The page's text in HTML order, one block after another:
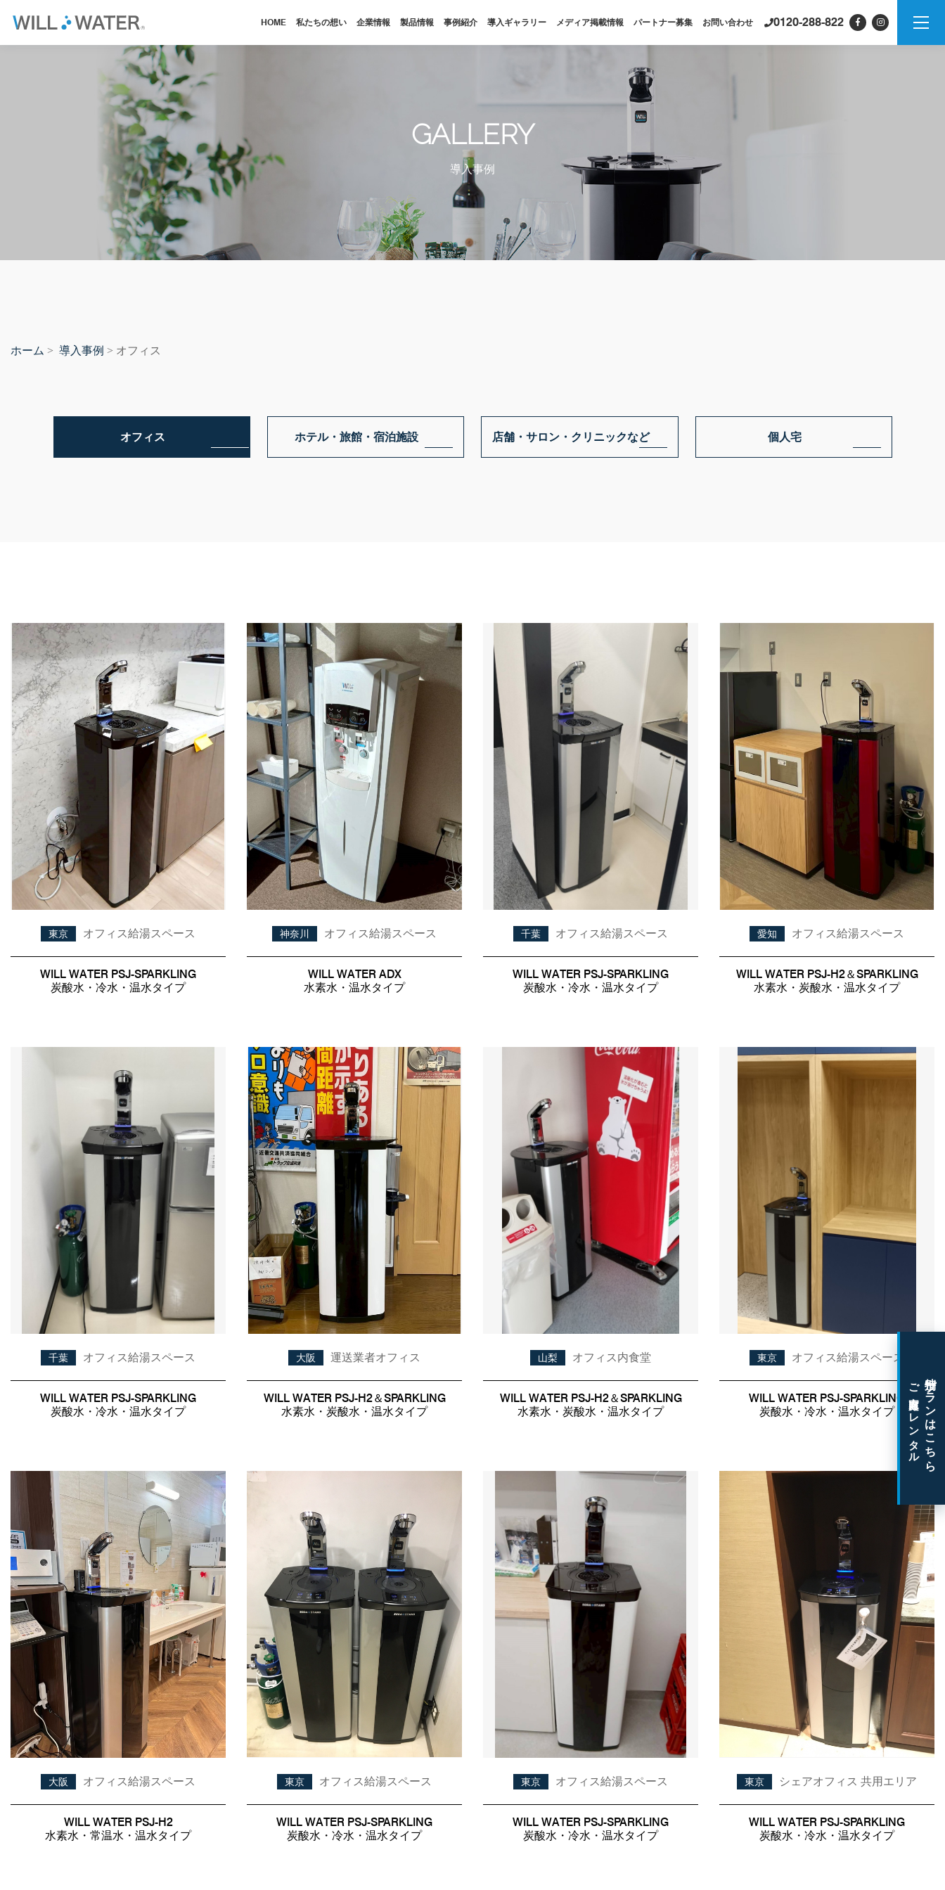
HOME 私たちの想い 企業情報 製品情報 事例紹介 導入ギャラリー メディア掲載情報 パートナー募集 お問い合わせ 0120-288-822
製品情報
ホテル・旅館・宿泊施設
店舗・サロン・クリニックな
メディア掲載情報
パートナー募集
GALLERY
導入事例
ホーム > 導入事例 > オフィス
オフィス ホテル・旅館・宿泊施設 店舗・サロン・クリニックなど 個人宅
東京 オフィス給湯スペース
WILL WATER PSJ-SPARKLING
炭酸水・冷水・温水タイプ
神奈川 オフィス給湯スペース
WILL WATER ADX
水素水・温水タイプ
千葉 オフィス給湯スペース
WILL WATER PSJ-SPARKLING
炭酸水・冷水・温水タイプ
愛知 オフィス給湯スペース
WILL WATER PSJ-H2＆SPARKLING
水素水・炭酸水・温水タイプ
千葉 オフィス給湯スペース
WILL WATER PSJ-SPARKLING
炭酸水・冷水・温水タイプ
大阪 運送業者オフィス
WILL WATER PSJ-H2＆SPARKLING
水素水・炭酸水・温水タイプ
山梨 オフィス内食堂
WILL WATER PSJ-H2＆SPARKLING
水素水・炭酸水・温水タイプ
東京 オフィス給湯スペース
WILL WATER PSJ-SPARKLING
炭酸水・冷水・温水タイプ
大阪 オフィス給湯スペース
WILL WATER PSJ-H2
水素水・常温水・温水タイプ
東京 オフィス給湯スペース
WILL WATER PSJ-SPARKLING
炭酸水・冷水・温水タイプ
東京 オフィス給湯スペース
WILL WATER PSJ-SPARKLING
炭酸水・冷水・温水タイプ
東京 シェアオフィス 共用エリア
WILL WATER PSJ-SPARKLING
炭酸水・冷水・温水タイプ
ご家庭向けレンタル特別プランはこちら